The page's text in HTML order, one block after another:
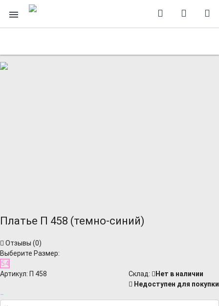
Платье П 458 (темно-синий)
Отзывы (0)
Выберите Размер:
54
Артикул: П 458 Cклад:
Нет в наличии
Недоступен для покупки
−